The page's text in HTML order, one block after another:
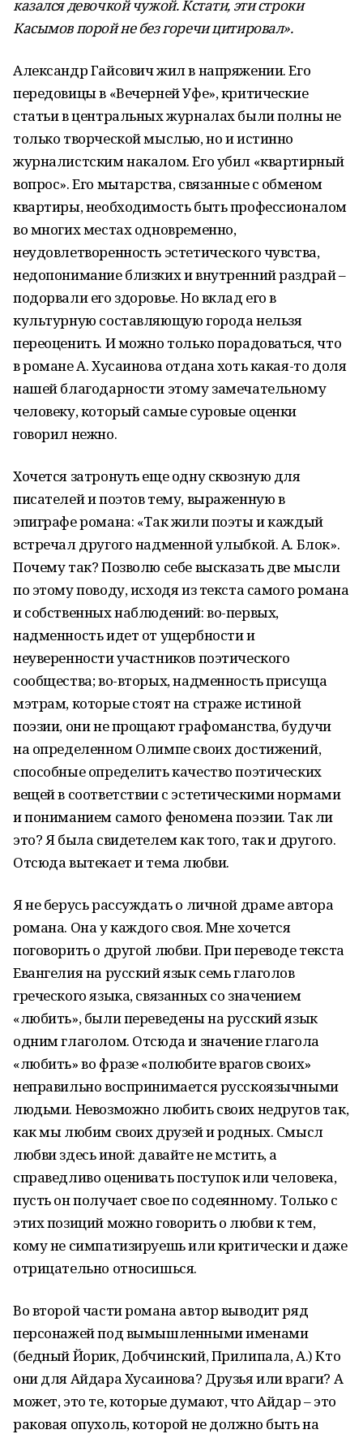
казался девочкой чужой. Кстати, эти строки
Касымов порой не без горечи цитировал».
Александр Гайсович жил в напряжении. Его
передовицы в «Вечерней Уфе», критические
статьи в центральных журналах были полны не
только творческой мыслью, но и истинно
журналистским накалом. Его убил «квартирный
вопрос». Его мытарства, связанные с обменом
квартиры, необходимость быть профессионалом
во многих местах одновременно,
неудовлетворенность эстетического чувства,
недопонимание близких и внутренний раздрай –
подорвали его здоровье. Но вклад его в
культурную составляющую города нельзя
переоценить. И можно только порадоваться, что
в романе А. Хусаинова отдана хоть какая-то доля
нашей благодарности этому замечательному
человеку, который самые суровые оценки
говорил нежно.
Хочется затронуть еще одну сквозную для
писателей и поэтов тему, выраженную в
эпиграфе романа: «Так жили поэты и каждый
встречал другого надменной улыбкой. А. Блок».
Почему так? Позволю себе высказать две мысли
по этому поводу, исходя из текста самого романа
и собственных наблюдений: во-первых,
надменность идет от ущербности и
неуверенности участников поэтического
сообщества; во-вторых, надменность присуща
мэтрам, которые стоят на страже истиной
поэзии, они не прощают графоманства, будучи
на определенном Олимпе своих достижений,
способные определить качество поэтических
вещей в соответствии с эстетическими нормами
и пониманием самого феномена поэзии. Так ли
это? Я была свидетелем как того, так и другого.
Отсюда вытекает и тема любви.
Я не берусь рассуждать о личной драме автора
романа. Она у каждого своя. Мне хочется
поговорить о другой любви. При переводе текста
Евангелия на русский язык семь глаголов
греческого языка, связанных со значением
«любить», были переведены на русский язык
одним глаголом. Отсюда и значение глагола
«любить» во фразе «полюбите врагов своих»
неправильно воспринимается русскоязычными
людьми. Невозможно любить своих недругов так,
как мы любим своих друзей и родных. Смысл
любви здесь иной: давайте не мстить, а
справедливо оценивать поступок или человека,
пусть он получает свое по содеянному. Только с
этих позиций можно говорить о любви к тем,
кому не симпатизируешь или критически и даже
отрицательно относишься.
Во второй части романа автор выводит ряд
персонажей под вымышленными именами
(бедный Йорик, Добчинский, Прилипала, А.) Кто
они для Айдара Хусаинова? Друзья или враги? А
может, это те, которые думают, что Айдар – это
раковая опухоль, которой не должно быть на